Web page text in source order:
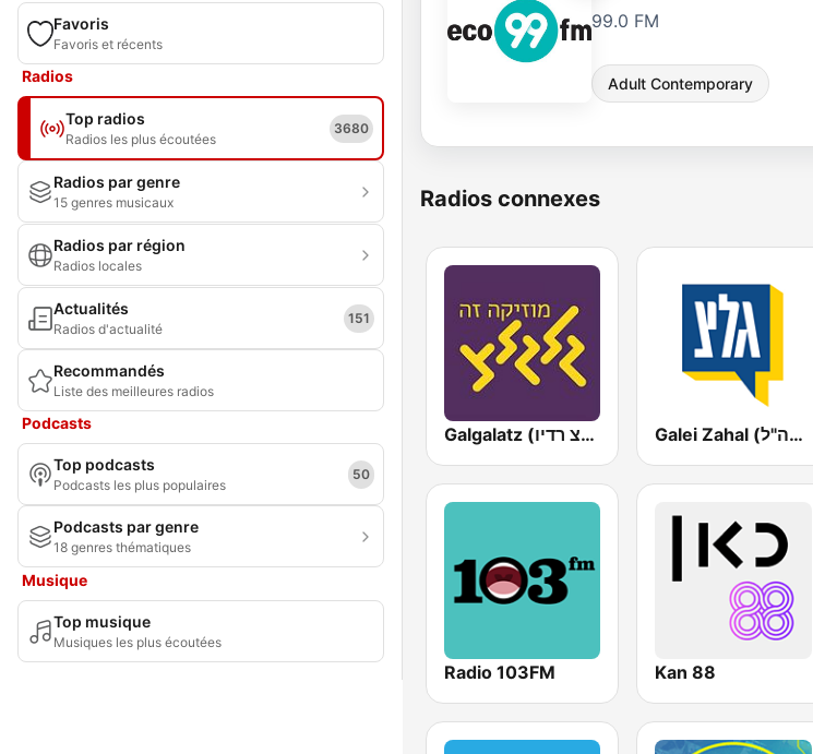
Favoris
Favoris et récents
Radios
Top radios
Radios les plus écoutées
3680
Radios par genre
15 genres musicaux
Radios par région
Radios locales
Actualités
Radios d'actualité
151
Recommandés
Liste des meilleures radios
Podcasts
Top podcasts
Podcasts les plus populaires
50
Podcasts par genre
18 genres thématiques
Musique
Top musique
Musiques les plus écoutées
99.0 FM
Adult Contemporary
Radios connexes
Galgalatz (גלגלצ רדיו) Galei Zahal (גלי צה"ל)
Radio 103FM Kan 88